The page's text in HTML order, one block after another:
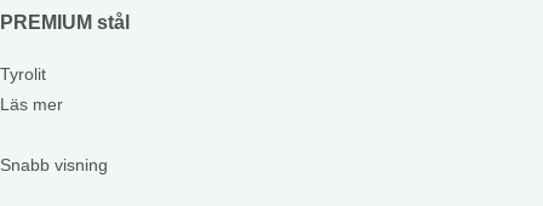
PREMIUM stål
Tyrolit
Läs mer
Snabb visning